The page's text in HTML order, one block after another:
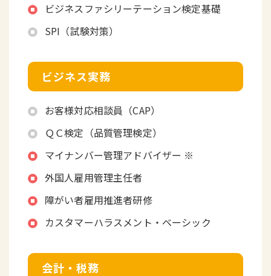
ビジネスファシリーテーション検定基礎
SPI（試験対策）
ビジネス実務
お客様対応相談員（CAP）
ＱＣ検定（品質管理検定）
マイナンバー管理アドバイザー ※
外国人雇用管理主任者
障がい者雇用推進者研修
カスタマーハラスメント・ベーシック
会計・税務